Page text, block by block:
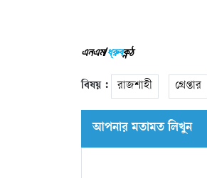
এনএম/ধ্রুবকন্ঠ
বিষয় : রাজশাহী গ্রেপ্তার
আপনার মতামত লিখুন